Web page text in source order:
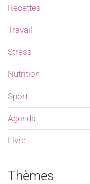
Recettes
Travail
Stress
Nutrition
Sport
Agenda
Livre
Thèmes